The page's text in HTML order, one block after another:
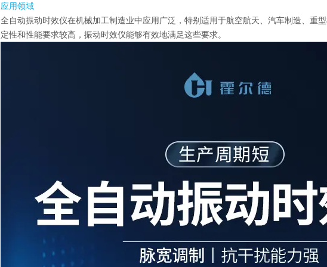
应用领域
全自动振动时效仪在机械加工制造业中应用广泛，特别适用于航空航天、汽车制造、重
定性和性能要求较高，振动时效仪能够有效地满足这些要求。